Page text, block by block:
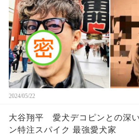
2024/05/22
大谷翔平 愛犬デコピンとの深
ン特注スパイク 最強愛犬家